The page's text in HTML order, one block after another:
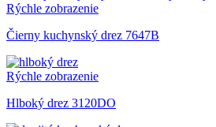
Rýchle zobrazenie
Čierny kuchynský drez 7647B
Rýchle zobrazenie
Hlboký drez 3120DO